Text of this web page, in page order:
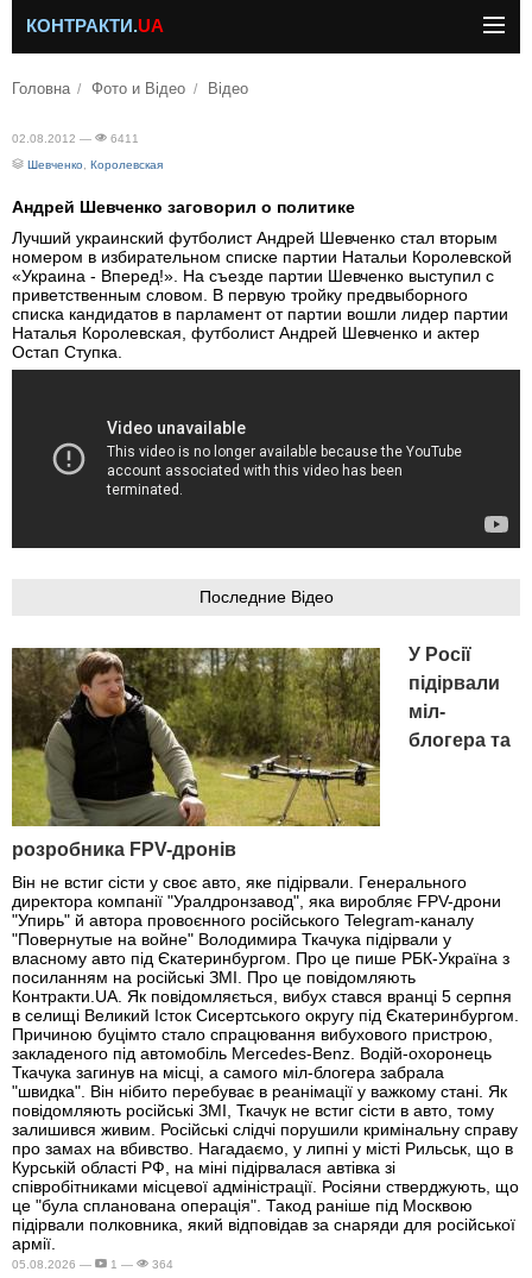
КОНТРАКТИ.UA
Головна Фото и Відео Відео
02.08.2012 —
6411
Шевченко
Королевская
Андрей Шевченко заговорил о политике
Лучший украинский футболист Андрей Шевченко стал вторым
номером в избирательном списке партии Натальи Королевской
«Украина - Вперед!». На съезде партии Шевченко выступил с
приветственным словом. В первую тройку предвыборного
списка кандидатов в парламент от партии вошли лидер партии
Наталья Королевская, футболист Андрей Шевченко и актер
Остап Ступка.
Последние Відео
У Росії
підірвали
міл-
блогера та
розробника FPV-дронів
Він не встиг сісти у своє авто, яке підірвали. Генерального
директора компанії "Уралдронзавод", яка виробляє FPV-дрони
"Упирь" й автора провоєнного російського Telegram-каналу
"Повернутые на войне" Володимира Ткачука підірвали у
власному авто під Єкатеринбургом. Про це пише РБК-Україна з
посиланням на російські ЗМІ. Про це повідомляють
Контракти.UA. Як повідомляється, вибух стався вранці 5 серпня
в селищі Великий Істок Сисертського округу під Єкатеринбургом.
Причиною буцімто стало спрацювання вибухового пристрою,
закладеного під автомобіль Mercedes-Benz. Водій-охоронець
Ткачука загинув на місці, а самого міл-блогера забрала
"швидка". Він нібито перебуває в реанімації у важкому стані. Як
повідомляють російські ЗМІ, Ткачук не встиг сісти в авто, тому
залишився живим. Російські слідчі порушили кримінальну справу
про замах на вбивство. Нагадаємо, у липні у місті Рильськ, що в
Курській області РФ, на міні підірвалася автівка зі
співробітниками місцевої адміністрації. Росіяни стверджують, що
це "була спланована операція". Такод раніше під Москвою
підірвали полковника, який відповідав за снаряди для російської
армії.
05.08.2026 — 1 — 364